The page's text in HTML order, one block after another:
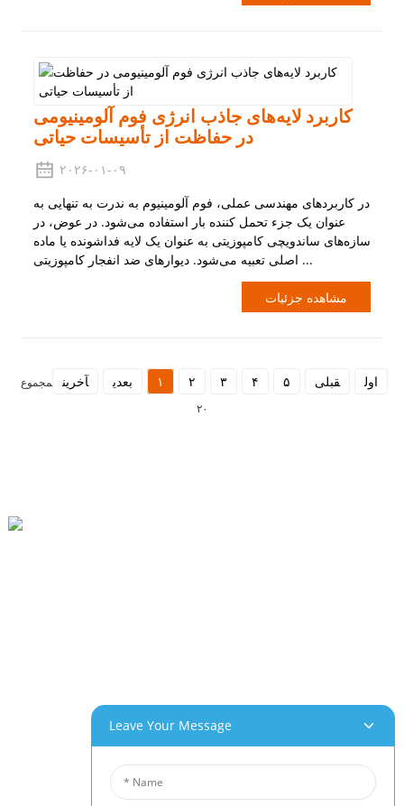
کاربرد لایه‌های جاذب انرژی فوم آلومینیومی
در حفاظت از تأسیسات حیاتی
۲۰۲۶-۰۱-۰۹
در کاربردهای مهندسی عملی، فوم آلومینیوم به ندرت به تنهایی به
عنوان یک جزء تحمل کننده بار استفاده می‌شود. در عوض، در
سازه‌های ساندویچی کامپوزیتی به عنوان یک لایه فداشونده یا ماده
اصلی تعبیه می‌شود. دیوارهای ضد انفجار کامپوزیتی ...
مشاهده جزئیات
اول قبلی ۱ ۲ ۳ ۴ ۵ بعدی آخرین
مجموع
۲۰
پتانسیل‌های پروژه و کاربرد
محصولات ما
Leave Your Message